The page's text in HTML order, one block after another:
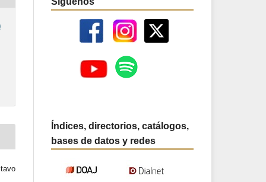
Índices, directorios, catálogos,
bases de datos y redes